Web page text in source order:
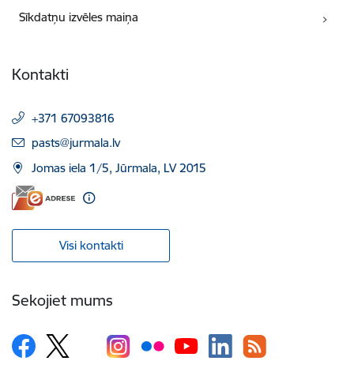
Sīkdatņu izvēles maiņa
Kontakti
+371 67093816
E-pasts:
pasts@jurmala.lv
Jomas iela 1/5, Jūrmala, LV 2015
Visi kontakti
Sekojiet mums